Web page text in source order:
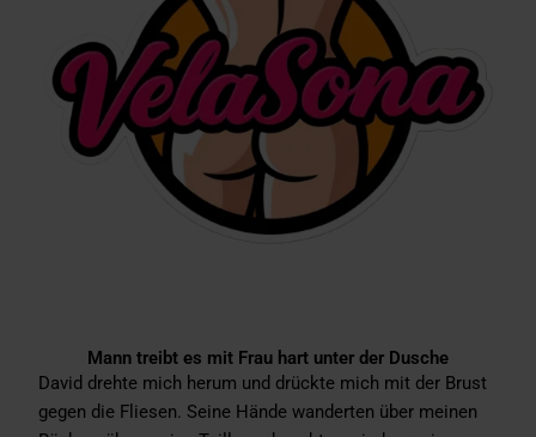
Mann treibt es mit Frau hart unter der Dusche
David drehte mich herum und drückte mich mit der Brust
gegen die Fliesen. Seine Hände wanderten über meinen